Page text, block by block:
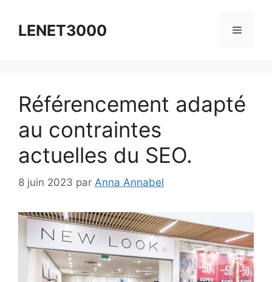
contenuLENET3000 Menu
Référencement adapté
au contraintes
actuelles du SEO.
8 juin 2023 par Anna Annabel